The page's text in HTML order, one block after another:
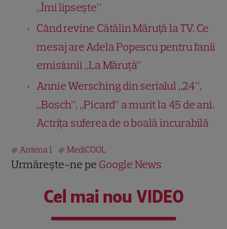
„Îmi lipsește”
Când revine Cătălin Măruță la TV. Ce
mesaj are Adela Popescu pentru fanii
emisiunii „La Măruță”
Annie Wersching din serialul „24”,
„Bosch”, „Picard” a murit la 45 de ani.
Actrița suferea de o boală incurabilă
Antena 1 MediCOOL
Urmărește-ne pe Google News
Cel mai nou VIDEO